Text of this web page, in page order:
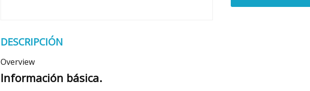
DESCRIPCIÓN
Overview
Información básica.